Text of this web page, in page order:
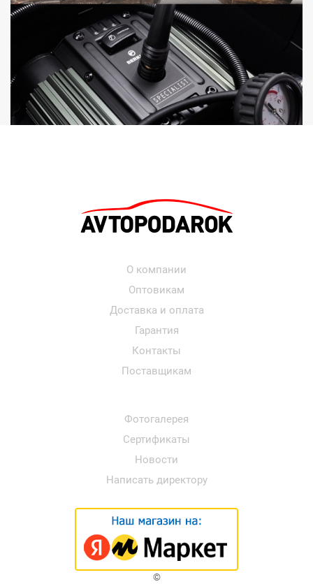
О компании
Оптовикам
Доставка и оплата
Гарантия
Контакты
Поставщикам
Фотогалерея
Сертификаты
Новости
Написать директору
©